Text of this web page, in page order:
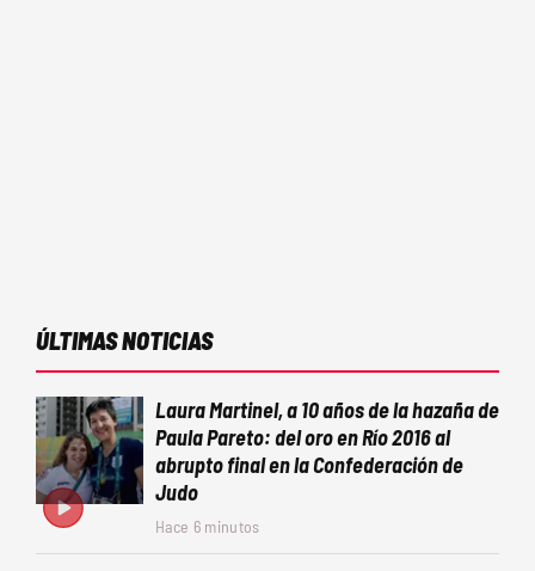
ÚLTIMAS NOTICIAS
Laura Martinel, a 10 años de la hazaña de
Paula Pareto: del oro en Río 2016 al
abrupto final en la Confederación de
Judo
Hace 6 minutos